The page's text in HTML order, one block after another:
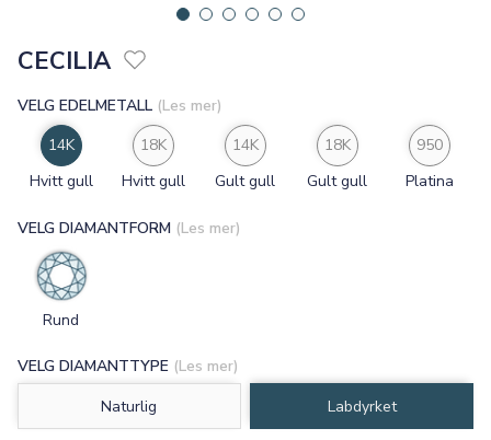
CECILIA
VELG DIAMANTTYPE (Les mer)
Naturlig
Labdyrket
VELG EDELMETALL (Les mer)
14K
Hvitt gull
18K
Hvitt gull
14K
Gult gull
18K
Gult gull
950
Platina
VELG DIAMANTFORM (Les mer)
Rund